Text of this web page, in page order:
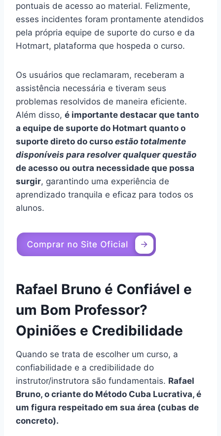
pontuais de acesso ao material. Felizmente,
esses incidentes foram prontamente atendidos
pela própria equipe de suporte do curso e da
Hotmart, plataforma que hospeda o curso.
Os usuários que reclamaram, receberam a
assistência necessária e tiveram seus
problemas resolvidos de maneira eficiente.
Além disso, é importante destacar que tanto
a equipe de suporte do Hotmart quanto o
suporte direto do curso estão totalmente
disponíveis para resolver qualquer questão
de acesso ou outra necessidade que possa
surgir, garantindo uma experiência de
aprendizado tranquila e eficaz para todos os
alunos.
Rafael Bruno é Confiável e
um Bom Professor?
Opiniões e Credibilidade
Quando se trata de escolher um curso, a
confiabilidade e a credibilidade do
instrutor/instrutora são fundamentais. Rafael
Bruno, o criante do Método Cuba Lucrativa, é
um figura respeitado em sua área (cubas de
concreto).